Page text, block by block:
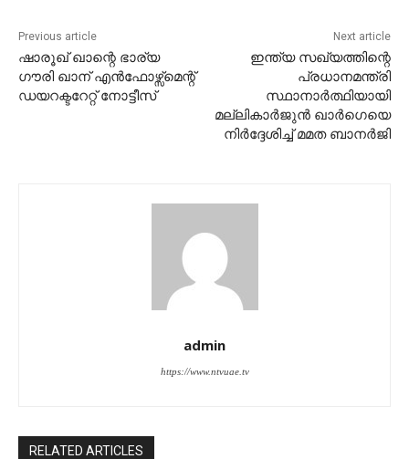
Previous article
ഷാരൂഖ് ഖാന്റെ ഭാര്യ
ഗൗരി ഖാന് എൻഫോഴ്സ്മെന്റ്
ഡയറക്ടറേറ്റ് നോട്ടീസ്
Next article
ഇന്ത്യ സഖ്യത്തിന്റെ
പ്രധാനമന്ത്രി
സ്ഥാനാര്‍ത്ഥിയായി
മല്ലികാർജുൻ ഖാർഗെയെ
നിർദ്ദേശിച്ച് മമത ബാനർജി
admin
https://www.ntvuae.tv
RELATED ARTICLES